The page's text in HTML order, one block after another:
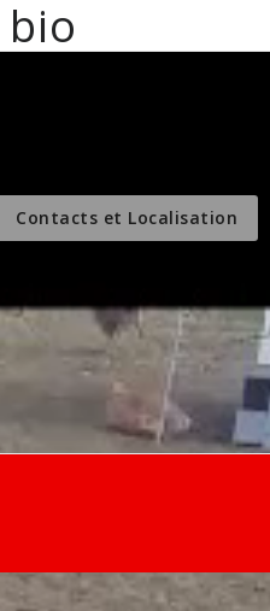
Contacts et Localisation